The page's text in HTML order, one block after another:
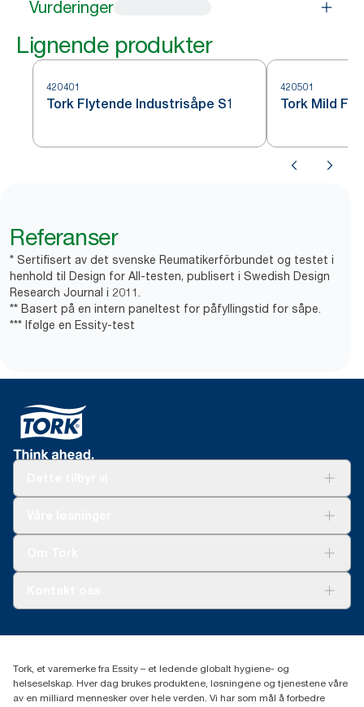
Vurderinger
Lignende produkter
420401
Tork Flytende Industrisåpe S1
420501
Tork Mild
Referanser
* Sertifisert av det svenske Reumatikerförbundet og testet i
henhold til Design for All-testen, publisert i Swedish Design
Research Journal i 2011.
** Basert på en intern paneltest for påfyllingstid for såpe.
*** Ifølge en Essity-test
(+47) 22 70 62 00
Fredrik Selmers vei 6
0603 OSLO
Tork, et varemerke fra Essity – et ledende globalt hygiene- og
helseselskap. Hver dag brukes produktene, løsningene og tjenestene våre
av en milliard mennesker over hele verden. Vi har som mål å forbedre